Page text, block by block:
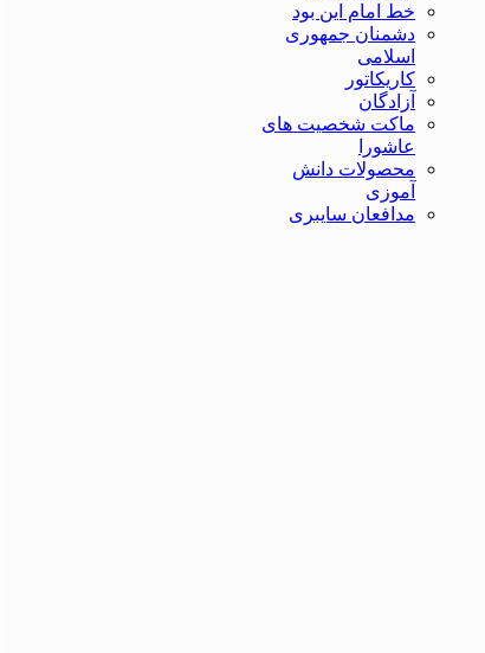
خط امام این بود
دشمنان جمهوری
اسلامی
کاریکاتور
آزادگان
ماکت شخصیت های
عاشورا
محصولات دانش
آموزی
مدافعان سایبری